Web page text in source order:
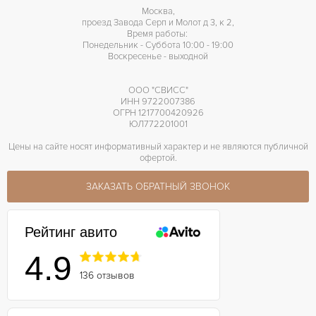
Отделка драгоценными камнями
Москва,
проезд Завода Серп и Молот д 3, к 2,
Время работы:
Понедельник - Суббота 10:00 - 19:00
Воскресенье - выходной
ООО "СВИСС"
ИНН 9722007386
ОГРН 1217700420926
ЮЛ772201001
Цены на сайте носят информативный характер и не являются публичной
офертой.
ЗАКАЗАТЬ ОБРАТНЫЙ ЗВОНОК
Рейтинг авито
4.9 136 отзывов